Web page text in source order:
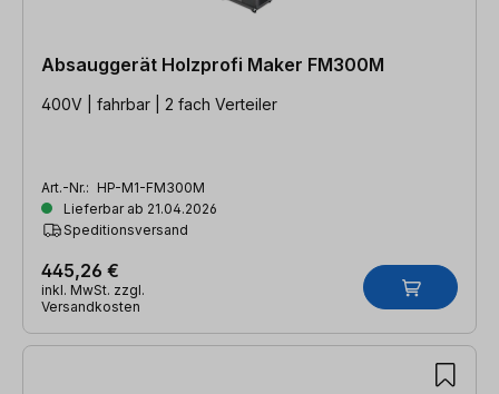
Absauggerät Holzprofi Maker FM300M
400V | fahrbar | 2 fach Verteiler
Art.-Nr.: HP-M1-FM300M
Lieferbar ab 21.04.2026
Speditionsversand
445,26 €
inkl. MwSt. zzgl.
Versandkosten